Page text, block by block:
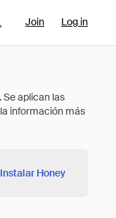
Join Log in
Instalar Honey